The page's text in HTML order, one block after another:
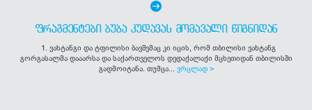
ᲤᲠᲐᲒᲛᲔᲜᲢᲔᲑᲘ ᲑᲣᲑᲐ ᲙᲣᲓᲐᲕᲐᲡ ᲛᲝᲛᲐᲕᲐᲚᲘ ᲬᲘᲒᲜᲘᲓᲐᲜ
1. ვახტანგი და ტფილისი ბავშვმაც კი იცის, რომ თბილისი ვახტანგ
გორგასალმა დააარსა და საქართველოს დედაქალაქი მცხეთიდან თბილისში
გადმოიტანა. თუმცა... ვრცლად >